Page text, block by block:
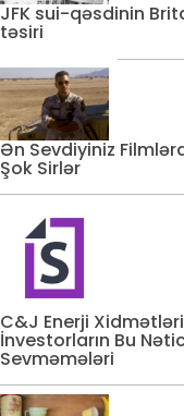
JFK sui-qəsdinin
təsiri
Ən Sevdiyiniz
Şok Sirlər
C&J Enerji
İnvestorların Bu
Sevməmələri